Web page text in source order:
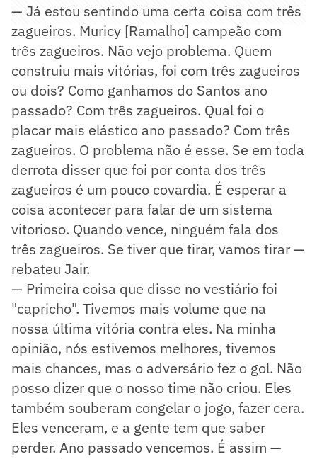
— Já estou sentindo uma certa coisa com três
zagueiros. Muricy [Ramalho] campeão com
três zagueiros. Não vejo problema. Quem
construiu mais vitórias, foi com três zagueiros
ou dois? Como ganhamos do Santos ano
passado? Com três zagueiros. Qual foi o
placar mais elástico ano passado? Com três
zagueiros. O problema não é esse. Se em toda
derrota disser que foi por conta dos três
zagueiros é um pouco covardia. É esperar a
coisa acontecer para falar de um sistema
vitorioso. Quando vence, ninguém fala dos
três zagueiros. Se tiver que tirar, vamos tirar —
rebateu Jair.
— Primeira coisa que disse no vestiário foi
"capricho". Tivemos mais volume que na
nossa última vitória contra eles. Na minha
opinião, nós estivemos melhores, tivemos
mais chances, mas o adversário fez o gol. Não
posso dizer que o nosso time não criou. Eles
também souberam congelar o jogo, fazer cera.
Eles venceram, e a gente tem que saber
perder. Ano passado vencemos. É assim —